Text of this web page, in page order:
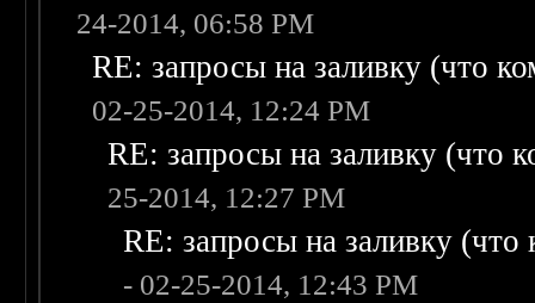
24-2014, 06:58 PM
RE: запросы на заливку (что
02-25-2014, 12:24 PM
RE: запросы на заливку (что
25-2014, 12:27 PM
RE: запросы на заливку
- 02-25-2014, 12:43 PM